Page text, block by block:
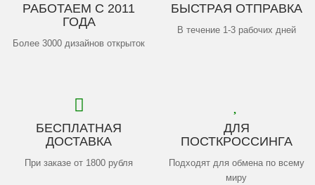
РАБОТАЕМ С 2011
ГОДА
Более 3000 дизайнов открыток
БЫСТРАЯ ОТПРАВКА
В течение 1-3 рабочих дней
БЕСПЛАТНАЯ
ДОСТАВКА
При заказе от 1800 рубля
ДЛЯ
ПОСТКРОССИНГА
Подходят для обмена по всему
миру